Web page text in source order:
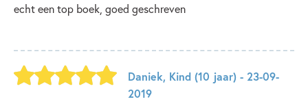
echt een top boek, goed geschreven
Daniek, Kind (10 jaar) - 23-09-
2019